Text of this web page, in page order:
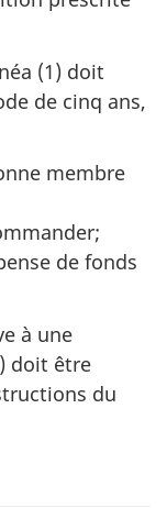
(1) doit
de cinq ans,
membre
de fonds
à une
doit être
du